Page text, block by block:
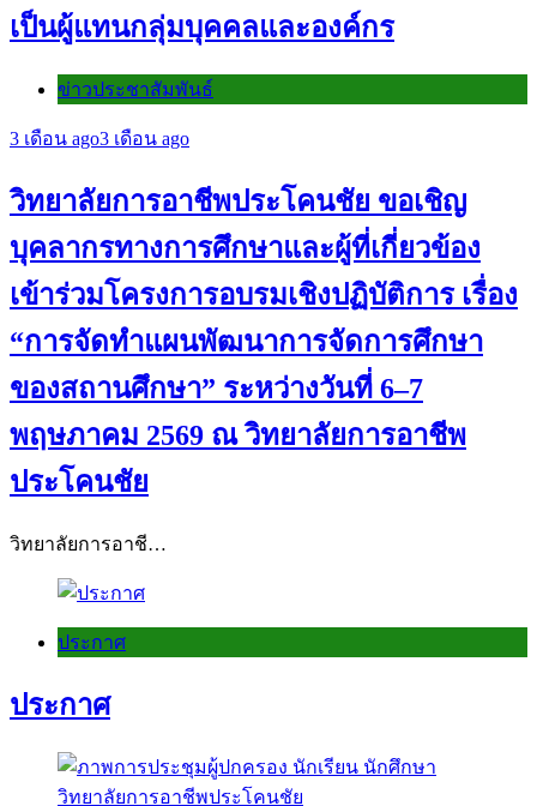
เป็นผู้แทนกลุ่มบุคคลและองค์กร
ข่าวประชาสัมพันธ์
3 เดือน ago3 เดือน ago
วิทยาลัยการอาชีพประโคนชัย ขอเชิญ
บุคลากรทางการศึกษาและผู้ที่เกี่ยวข้อง
เข้าร่วมโครงการอบรมเชิงปฏิบัติการ เรื่อง
“การจัดทำแผนพัฒนาการจัดการศึกษา
ของสถานศึกษา” ระหว่างวันที่ 6–7
พฤษภาคม 2569 ณ วิทยาลัยการอาชีพ
ประโคนชัย
วิทยาลัยการอาชี…
ประกาศ
ประกาศ